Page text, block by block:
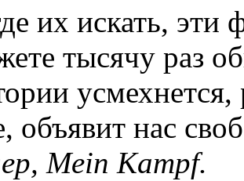
их искать, эти
тысячу раз
объявит нас
Mein Kampf.